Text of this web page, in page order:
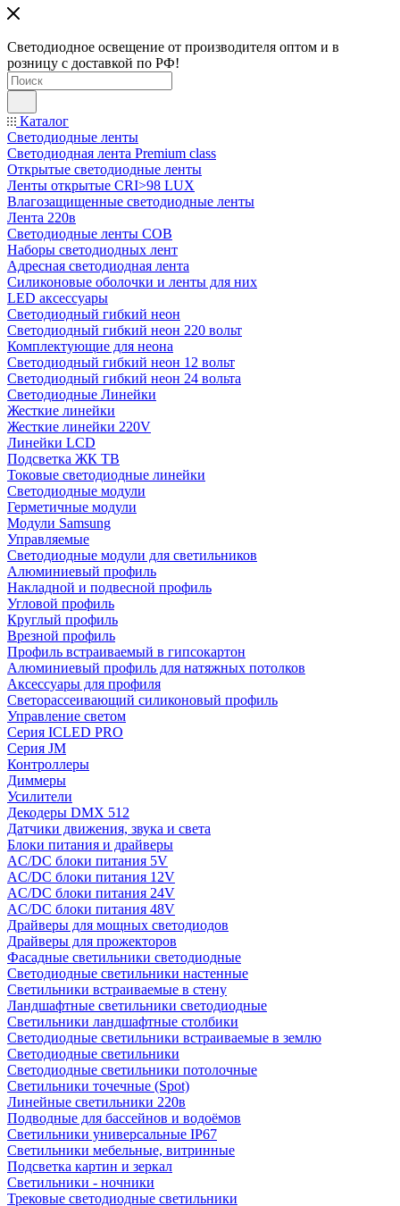
Светодиодное освещение от производителя оптом и в
розницу с доставкой по РФ!
Каталог
Светодиодные ленты
Светодиодная лента Premium class
Открытые светодиодные ленты
Ленты открытые CRI>98 LUX
Влагозащищенные светодиодные ленты
Лента 220в
Светодиодные ленты COB
Наборы светодиодных лент
Адресная светодиодная лента
Силиконовые оболочки и ленты для них
LED аксессуары
Светодиодный гибкий неон
Светодиодный гибкий неон 220 вольт
Комплектующие для неона
Светодиодный гибкий неон 12 вольт
Светодиодный гибкий неон 24 вольта
Светодиодные Линейки
Жесткие линейки
Жесткие линейки 220V
Линейки LCD
Подсветка ЖК ТВ
Токовые светодиодные линейки
Светодиодные модули
Герметичные модули
Модули Samsung
Управляемые
Светодиодные модули для светильников
Алюминиевый профиль
Накладной и подвесной профиль
Угловой профиль
Круглый профиль
Врезной профиль
Профиль встраиваемый в гипсокартон
Алюминиевый профиль для натяжных потолков
Аксессуары для профиля
Светорассеивающий силиконовый профиль
Управление светом
Серия ICLED PRO
Серия JM
Контроллеры
Диммеры
Усилители
Декодеры DMX 512
Датчики движения, звука и света
Блоки питания и драйверы
AC/DC блоки питания 5V
AC/DC блоки питания 12V
AC/DC блоки питания 24V
AC/DC блоки питания 48V
Драйверы для мощных светодиодов
Драйверы для прожекторов
Фасадные светильники светодиодные
Светодиодные светильники настенные
Светильники встраиваемые в стену
Ландшафтные светильники светодиодные
Светильники ландшафтные столбики
Светодиодные светильники встраиваемые в землю
Светодиодные светильники
Светодиодные светильники потолочные
Светильники точечные (Spot)
Линейные светильники 220в
Подводные для бассейнов и водоёмов
Светильники универсальные IP67
Светильники мебельные, витринные
Подсветка картин и зеркал
Светильники - ночники
Трековые светодиодные светильники